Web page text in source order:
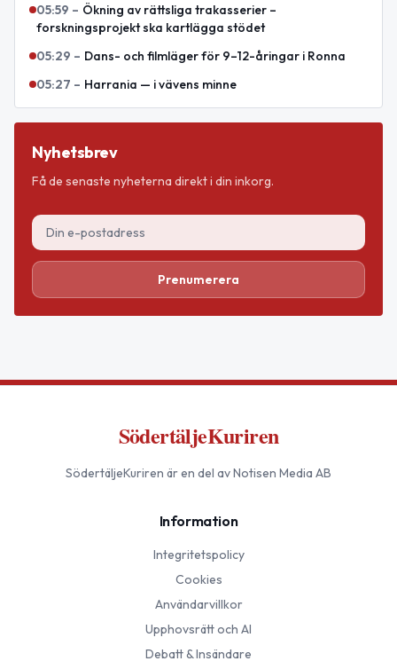
05:59 – Ökning av rättsliga trakasserier –
forskningsprojekt ska kartlägga stödet
05:29 – Dans- och filmläger för 9–12-åringar i Ronna
05:27 – Harrania — i vävens minne
Nyhetsbrev
Få de senaste nyheterna direkt i din inkorg.
Prenumerera
SödertäljeKuriren
SödertäljeKuriren är en del av Notisen Media AB
Information
Integritetspolicy
Cookies
Användarvillkor
Upphovsrätt och AI
Debatt & Insändare